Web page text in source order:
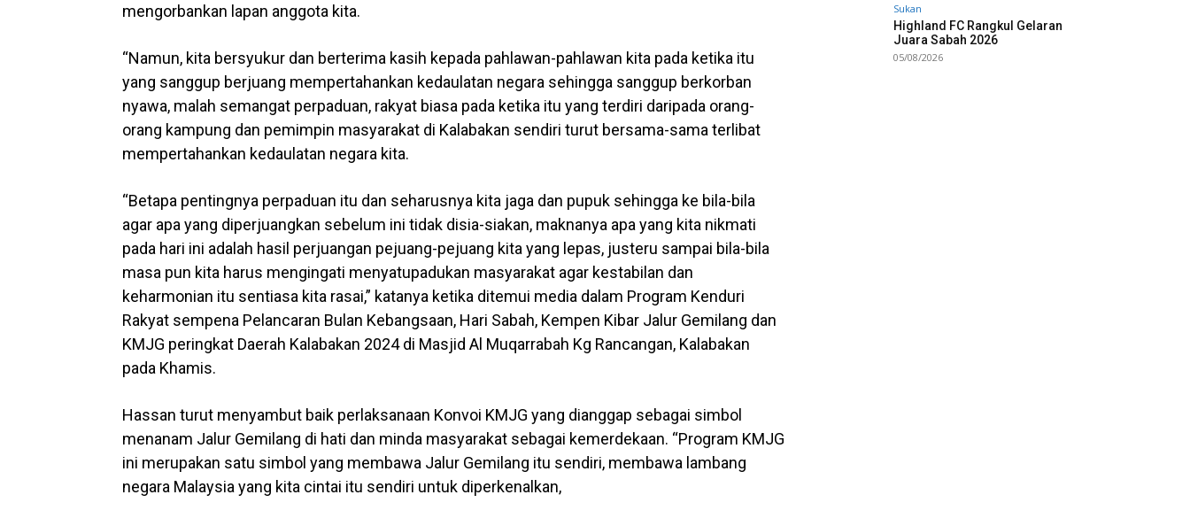
mengorbankan lapan anggota kita.
“Namun, kita bersyukur dan berterima kasih kepada pahlawan-pahlawan kita pada ketika itu
yang sanggup berjuang mempertahankan kedaulatan negara sehingga sanggup berkorban
nyawa, malah semangat perpaduan, rakyat biasa pada ketika itu yang terdiri daripada orang-
orang kampung dan pemimpin masyarakat di Kalabakan sendiri turut bersama-sama terlibat
mempertahankan kedaulatan negara kita.
“Betapa pentingnya perpaduan itu dan seharusnya kita jaga dan pupuk sehingga ke bila-bila
agar apa yang diperjuangkan sebelum ini tidak disia-siakan, maknanya apa yang kita nikmati
pada hari ini adalah hasil perjuangan pejuang-pejuang kita yang lepas, justeru sampai bila-bila
masa pun kita harus mengingati menyatupadukan masyarakat agar kestabilan dan
keharmonian itu sentiasa kita rasai,” katanya ketika ditemui media dalam Program Kenduri
Rakyat sempena Pelancaran Bulan Kebangsaan, Hari Sabah, Kempen Kibar Jalur Gemilang dan
KMJG peringkat Daerah Kalabakan 2024 di Masjid Al Muqarrabah Kg Rancangan, Kalabakan
pada Khamis.
Hassan turut menyambut baik perlaksanaan Konvoi KMJG yang dianggap sebagai simbol
menanam Jalur Gemilang di hati dan minda masyarakat sebagai kemerdekaan. “Program KMJG
ini merupakan satu simbol yang membawa Jalur Gemilang itu sendiri, membawa lambang
negara Malaysia yang kita cintai itu sendiri untuk diperkenalkan,
Sukan
Highland FC Rangkul Gelaran
Juara Sabah 2026
05/08/2026